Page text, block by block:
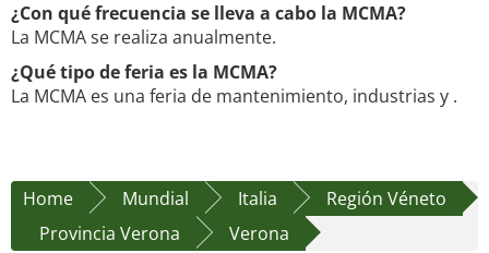
¿Con qué frecuencia se lleva a cabo la MCMA?
La MCMA se realiza anualmente.
¿Qué tipo de feria es la MCMA?
La MCMA es una feria de mantenimiento, industrias y .
Home Mundial Italia
Región Véneto
Provincia Verona
Verona